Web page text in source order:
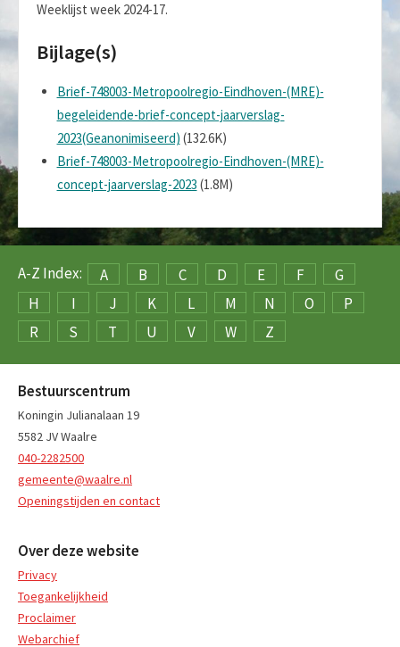
Weeklijst week 2024-17.
Bijlage(s)
Brief-748003-Metropoolregio-Eindhoven-(MRE)-
begeleidende-brief-concept-jaarverslag-
2023(Geanonimiseerd) (132.6K)
Brief-748003-Metropoolregio-Eindhoven-(MRE)-
concept-jaarverslag-2023 (1.8M)
A-Z Index: A B C D E F
G
H
I J K L M N O
P
R
S T U V W Z
Bestuurscentrum
Koningin Julianalaan 19
5582 JV Waalre
040-2282500
gemeente@waalre.nl
Openingstijden en contact
Over deze website
Privacy
Toegankelijkheid
Proclaimer
Webarchief